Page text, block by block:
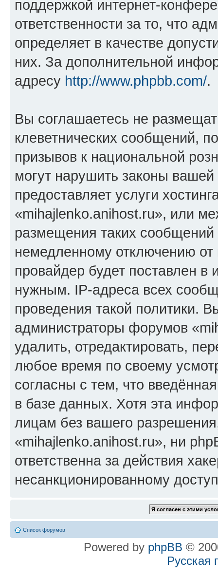
поддержкой интернет-
ответственности за то, что
определяет в качестве
них. За дополнительной
адресу http://www.phpbb.com/.
Вы соглашаетесь не
клеветнических сообщений,
призывов к национальной
могут нарушить законы
предоставляет услуги
«mihajlenko.anihost.ru», или
размещения таких
немедленному отключению
провайдер будет поставлен в
нужным. IP-адреса всех
проведения такой политики.
администраторы форумов
удалить, отредактировать,
любое время по своему
согласны с тем, что
в базе данных. Хотя эта
лицам без вашего
«mihajlenko.anihost.ru», ни
ответственна за действия
несанкционированному
Список форумов
Powered by phpBB ©
Русская